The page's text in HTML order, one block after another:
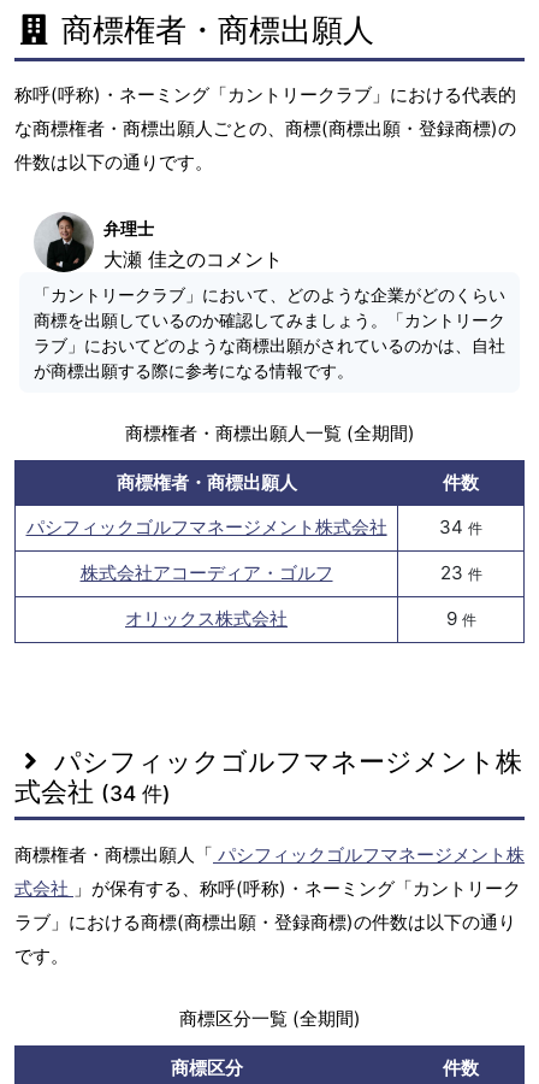
商標権者・商標出願人
称呼(呼称)・ネーミング「カントリークラブ」における代表的
な商標権者・商標出願人ごとの、商標(商標出願・登録商標)の
件数は以下の通りです。
弁理士
大瀬 佳之のコメント
「カントリークラブ」において、どのような企業がどのくらい
商標を出願しているのか確認してみましょう。「カントリーク
ラブ」においてどのような商標出願がされているのかは、自社
が商標出願する際に参考になる情報です。
商標権者・商標出願人一覧 (全期間)
商標権者・商標出願人
件数
パシフィックゴルフマネージメント株式会社
34 件
株式会社アコーディア・ゴルフ 23 件
オリックス株式会社 9 件
パシフィックゴルフマネージメント株
式会社 (34 件)
商標権者・商標出願人「 パシフィックゴルフマネージメント株
式会社 」が保有する、称呼(呼称)・ネーミング「カントリーク
ラブ」における商標(商標出願・登録商標)の件数は以下の通り
です。
商標区分一覧 (全期間)
商標区分
件数